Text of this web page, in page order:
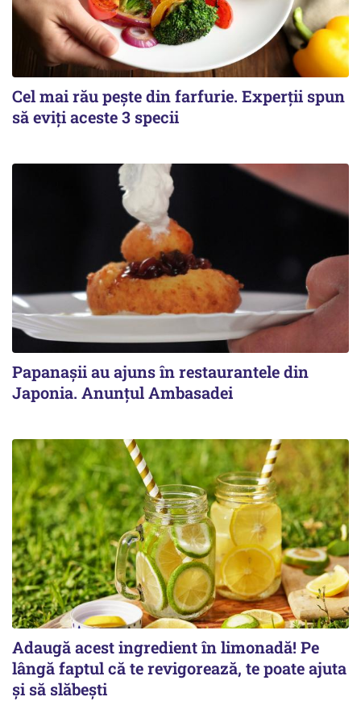
Cel mai rău pește din farfurie. Experții spun
să eviți aceste 3 specii
Papanașii au ajuns în restaurantele din
Japonia. Anunțul Ambasadei
Adaugă acest ingredient în limonadă! Pe
lângă faptul că te revigorează, te poate ajuta
și să slăbești